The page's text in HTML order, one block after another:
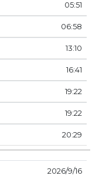
05:51
06:58
13:10
16:41
19:22
19:22
20:29
16‏‏/9‏‏/2026